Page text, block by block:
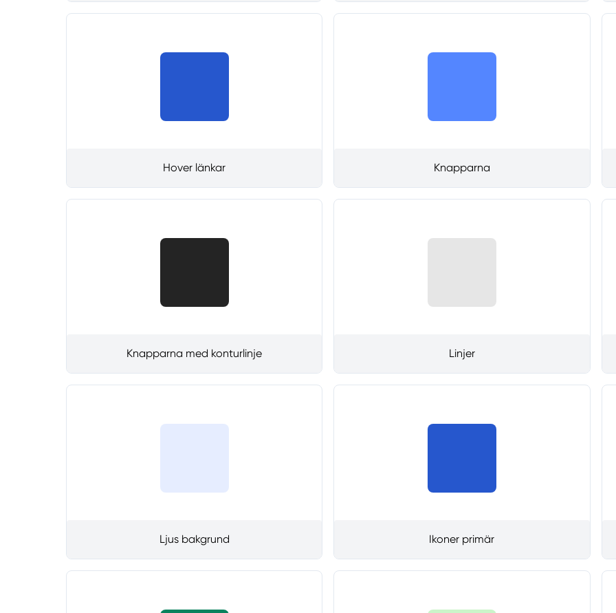
Hover länkar Knapparna
Knapparna med konturlinje Linjer
Ljus bakgrund Ikoner primär